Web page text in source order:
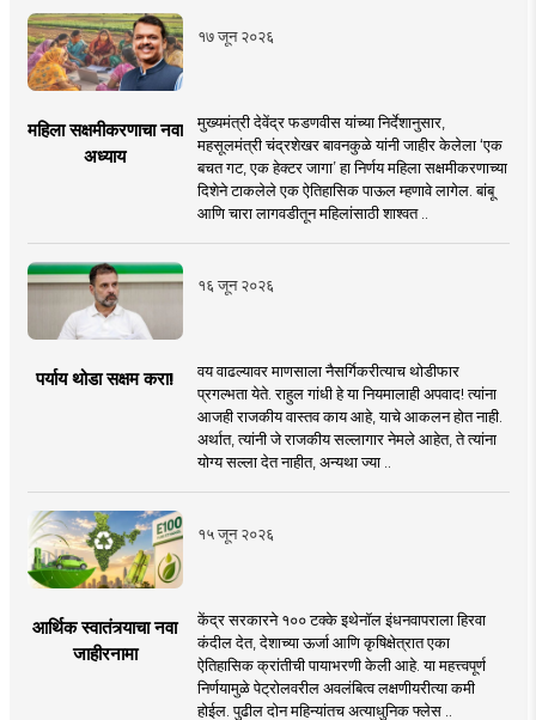
१७ जून २०२६
महिला सक्षमीकरणाचा नवा
अध्याय
मुख्यमंत्री देवेंद्र फडणवीस यांच्या निर्देशानुसार,
महसूलमंत्री चंद्रशेखर बावनकुळे यांनी जाहीर केलेला ‘एक
बचत गट, एक हेक्टर जागा’ हा निर्णय महिला सक्षमीकरणाच्या
दिशेने टाकलेले एक ऐतिहासिक पाऊल म्हणावे लागेल. बांबू
आणि चारा लागवडीतून महिलांसाठी शाश्वत ..
१६ जून २०२६
पर्याय थोडा सक्षम करा!
वय वाढल्यावर माणसाला नैसर्गिकरीत्याच थोडीफार
प्रगल्भता येते. राहुल गांधी हे या नियमालाही अपवाद! त्यांना
आजही राजकीय वास्तव काय आहे, याचे आकलन होत नाही.
अर्थात, त्यांनी जे राजकीय सल्लागार नेमले आहेत, ते त्यांना
योग्य सल्ला देत नाहीत, अन्यथा ज्या ..
१५ जून २०२६
आर्थिक स्वातंत्र्याचा नवा
जाहीरनामा
केंद्र सरकारने १०० टक्के इथेनॉल इंधनवापराला हिरवा
कंदील देत, देशाच्या ऊर्जा आणि कृषिक्षेत्रात एका
ऐतिहासिक क्रांतीची पायाभरणी केली आहे. या महत्त्वपूर्ण
निर्णयामुळे पेट्रोलवरील अवलंबित्व लक्षणीयरीत्या कमी
होईल. पुढील दोन महिन्यांतच अत्याधुनिक फ्लेस ..